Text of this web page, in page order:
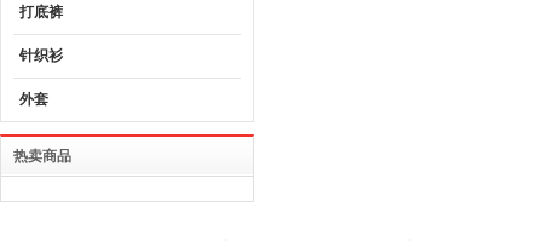
打底裤
针织衫
外套
热卖商品